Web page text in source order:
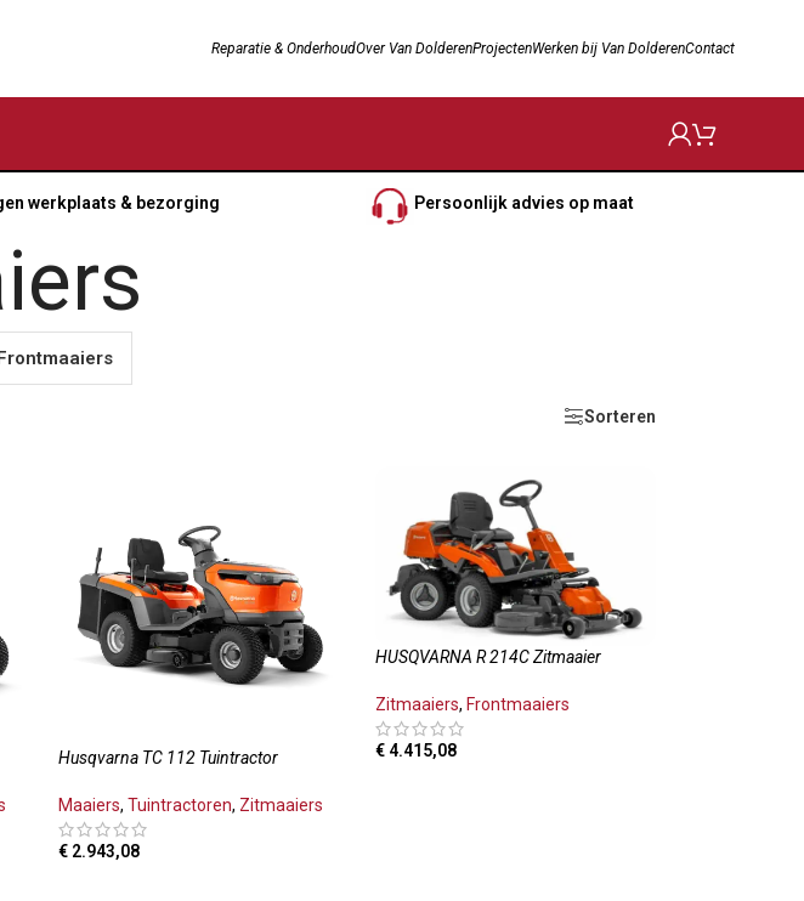
Reparatie & OnderhoudOver Van DolderenProjectenWerken bij Van DolderenContact
werkplaats & bezorging Persoonlijk advies op maat
Sorteren
Husqvarna TC 112 Tuintractor
Maaiers, Tuintractoren, Zitmaaiers
€ 2.943,08
HUSQVARNA R 214C Zitmaaier
Zitmaaiers, Frontmaaiers
€ 4.415,08